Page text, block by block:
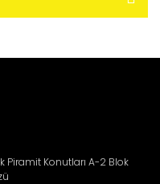
Piramit Konutları A-2 Blok